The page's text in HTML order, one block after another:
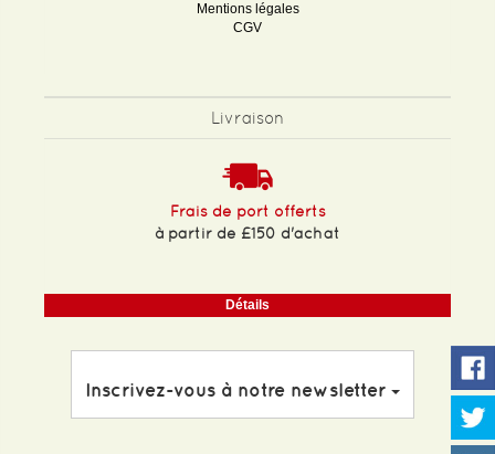
Mentions légales
CGV
Livraison
Frais de port offerts
à partir de £150 d'achat
Détails
Inscrivez-vous à notre newsletter